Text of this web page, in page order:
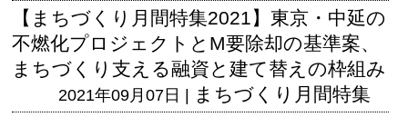
【まちづくり月間特集2021】東京・中延の
不燃化プロジェクトとM要除却の基準案、
まちづくり支える融資と建て替えの枠組み
2021年09月07日 | まちづくり月間特集